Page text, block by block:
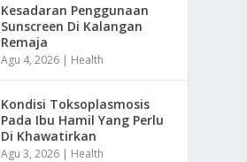
Kesadaran Penggunaan
Sunscreen Di Kalangan
Remaja
Agu 4, 2026 | Health
Kondisi Toksoplasmosis
Pada Ibu Hamil Yang Perlu
Di Khawatirkan
Agu 3, 2026 | Health